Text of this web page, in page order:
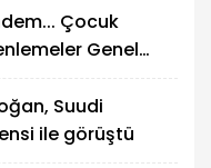
Çocuk
Genel
Suudi
ile görüştü